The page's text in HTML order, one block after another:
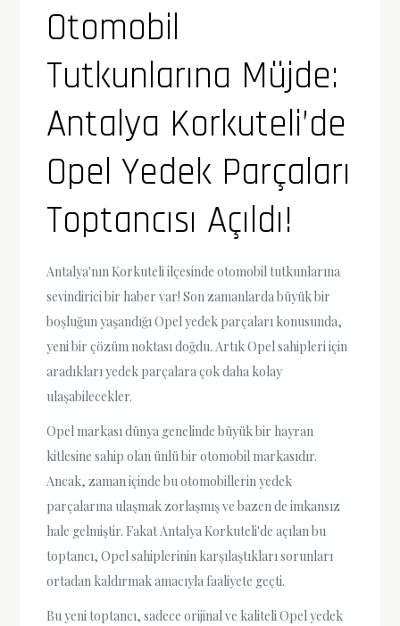
Otomobil
Tutkunlarına Müjde:
Antalya Korkuteli’de
Opel Yedek Parçaları
Toptancısı Açıldı!
Antalya'nın Korkuteli ilçesinde otomobil tutkunlarına
sevindirici bir haber var! Son zamanlarda büyük bir
boşluğun yaşandığı Opel yedek parçaları konusunda,
yeni bir çözüm noktası doğdu. Artık Opel sahipleri için
aradıkları yedek parçalara çok daha kolay
ulaşabilecekler.
Opel markası dünya genelinde büyük bir hayran
kitlesine sahip olan ünlü bir otomobil markasıdır.
Ancak, zaman içinde bu otomobillerin yedek
parçalarına ulaşmak zorlaşmış ve bazen de imkansız
hale gelmiştir. Fakat Antalya Korkuteli'de açılan bu
toptancı, Opel sahiplerinin karşılaştıkları sorunları
ortadan kaldırmak amacıyla faaliyete geçti.
Bu yeni toptancı, sadece orijinal ve kaliteli Opel yedek